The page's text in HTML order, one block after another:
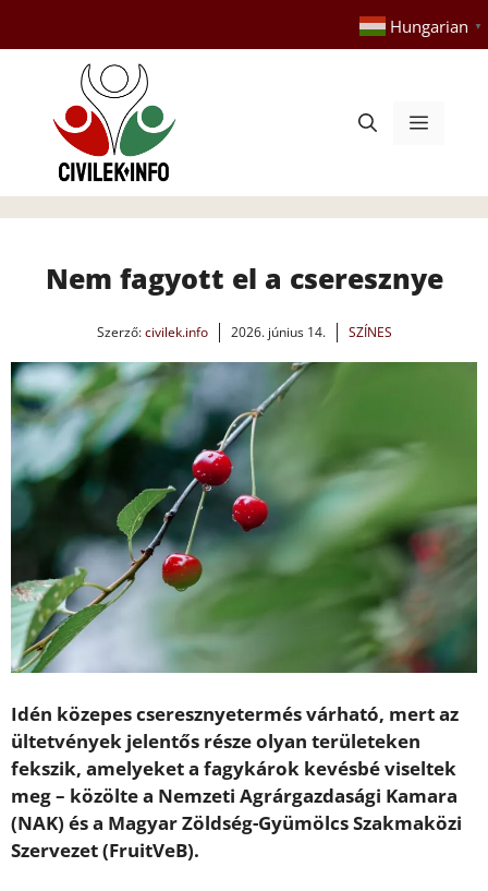
tartalomba
Hungarian ▼
Menü
Nem fagyott el a cseresznye
Szerző:civilek.info 2026. június 14. SZÍNES
Idén közepes cseresznyetermés várható, mert az
ültetvények jelentős része olyan területeken
fekszik, amelyeket a fagykárok kevésbé viseltek
meg – közölte a Nemzeti Agrárgazdasági Kamara
(NAK) és a Magyar Zöldség-Gyümölcs Szakmaközi
Szervezet (FruitVeB).